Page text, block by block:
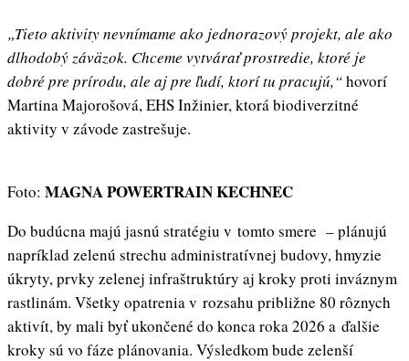
„Tieto aktivity nevnímame ako jednorazový projekt, ale ako
dlhodobý záväzok. Chceme vytvárať prostredie, ktoré je
dobré pre prírodu, ale aj pre ľudí, ktorí tu pracujú,“hovorí
Martina Majorošová, EHS Inžinier, ktorá biodiverzitné
aktivity v závode zastrešuje.
Foto: MAGNA POWERTRAIN KECHNEC
Do budúcna majú jasnú stratégiu v tomto smere – plánujú
napríklad zelenú strechu administratívnej budovy, hmyzie
úkryty, prvky zelenej infraštruktúry aj kroky proti inváznym
rastlinám. Všetky opatrenia v rozsahu približne 80 rôznych
aktivít, by mali byť ukončené do konca roka 2026 a ďalšie
kroky sú vo fáze plánovania. Výsledkom bude zelenší